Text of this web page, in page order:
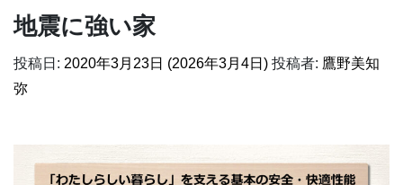
地震に強い家
投稿日: 2020年3月23日 (2026年3月4日) 投稿者: 鷹野美知
弥